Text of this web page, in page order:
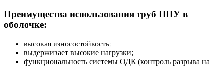
Преимущества использования труб ППУ в
оболочке:
высокая износостойкость;
выдерживает высокие нагрузки;
функциональность системы ОДК (контроль разрыва на